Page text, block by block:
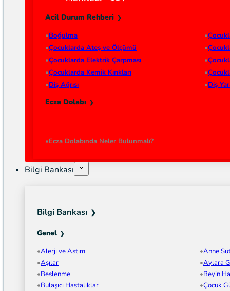
Acil Durum Rehberi
Boğulma
Çocuklarda Ateş ve Ölçümü
Çocuklarda Elektrik Çarpması
Çocuklarda Kemik Kırıkları
Diş Ağrısı
Diş
Ecza Dolabı
Ecza Dolabında Neler Bulunmalı?
Bilgi Bankası
Bilgi Bankası
Genel
Alerji ve Astım
Anne
Aşılar
Aylara
Beslenme
Beyin
Bulaşıcı Hastalıklar
Çocuk